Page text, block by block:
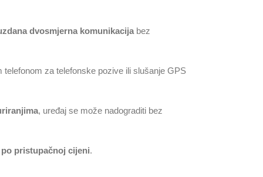
dvosmjerna komunikacija bez
za telefonske pozive ili slušanje GPS
, uređaj se može nadograditi bez
pristupačnoj cijeni.